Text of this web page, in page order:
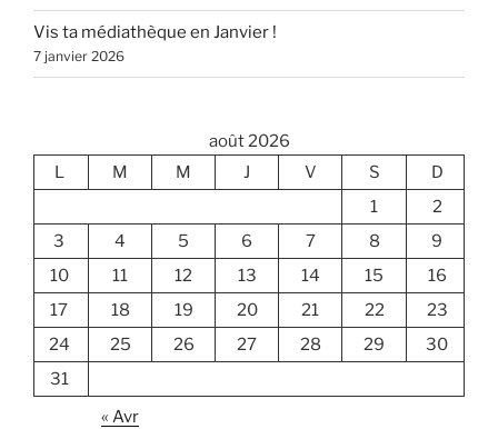
Vis ta médiathèque en Janvier !
7 janvier 2026
août 2026
L
M M J V S
D
1
2
3
4 5 6 7 8
9
10
11 12 13 14 15
16
17
18 19 20 21 22
23
24
25 26 27 28 29
30
31
« Avr